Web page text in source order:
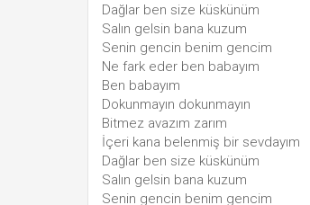
Dağlar ben size küskünüm
Salın gelsin bana kuzum
Senin gencin benim gencim
Ne fark eder ben babayım
Ben babayım
Dokunmayın dokunmayın
Bitmez avazım zarım
İçeri kana belenmiş bir sevdayım
Dağlar ben size küskünüm
Salın gelsin bana kuzum
Senin gencin benim gencim